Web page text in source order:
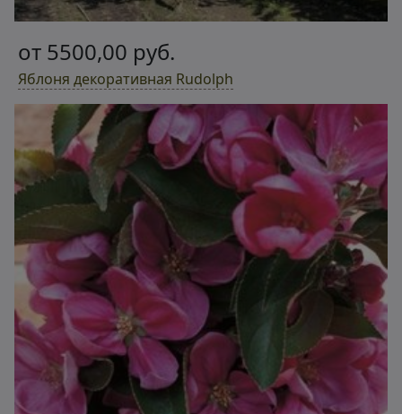
от 5500,00 руб.
Яблоня декоративная Rudolph